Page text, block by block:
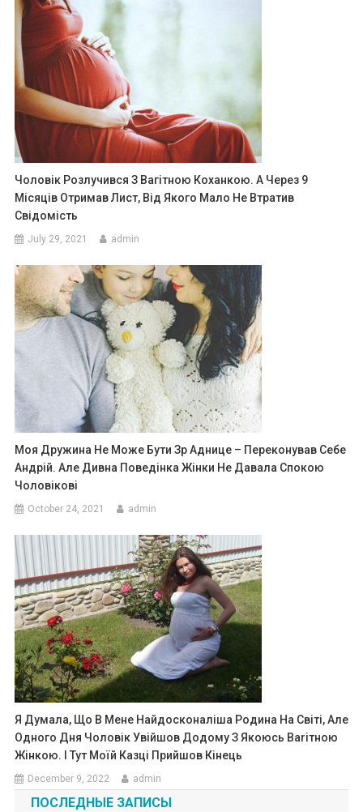
Чоловік Розлучився З Вагітною Коханкою. А Через 9
Місяців Отримав Лист, Від Якого Мало Не Втратив
Свідомість
July 29, 2021 admin
Моя Дружина Не Може Бути Зр Аднице – Переконував Себе
Андрій. Але Дивна Поведінка Жінки Не Давала Спокою
Чоловікові
October 24, 2021 admin
Я Думала, Що В Мене Найдосконаліша Родина На Світі, Але
Одного Дня Чоловік Увійшов Додому З Якоюсь Ваrітною
Жінкою. І Тут Моїй Казці Прийшов Кінець
December 9, 2022 admin
ПОСЛЕДНЫЕ ЗАПИСЫ